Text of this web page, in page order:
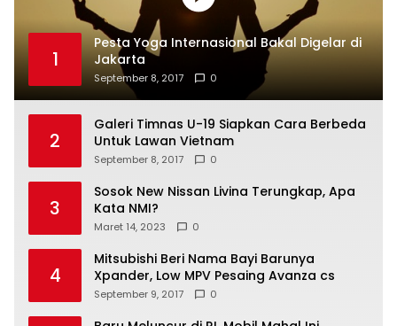
Berita Populer
1
Pesta Yoga Internasional Bakal Digelar di
Jakarta
September 8, 2017
Galeri Timnas U-19 Siapkan Cara Berbeda
Untuk Lawan Vietnam